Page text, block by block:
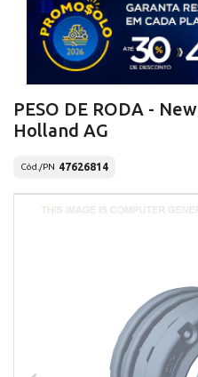
PESO DE RODA - New
Holland AG
Cód./PN 47626814